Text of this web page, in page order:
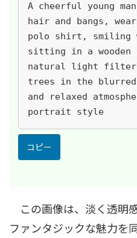
A cheerful young
hair and bangs,
polo shirt, smiling
sitting in a
natural light
trees in the blurred
and relaxed
portrait style
コピー
この画像は、淡く透明
ファンタジックな魅力を